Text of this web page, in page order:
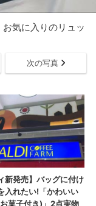
気に入りのリュッ
次の写真